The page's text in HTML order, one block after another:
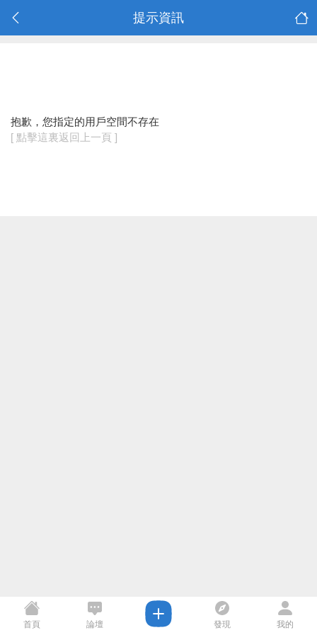
提示資訊
抱歉，您指定的用戶空間不存在
[ 點擊這裏返回上一頁 ]
首頁 論壇 發現 我的